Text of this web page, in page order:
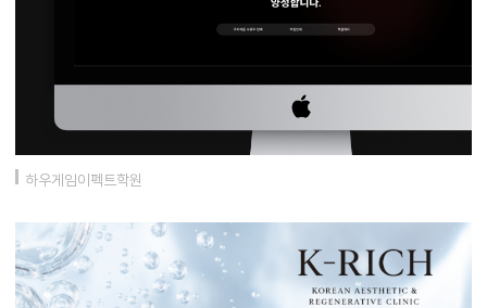
하우게임이펙트학원